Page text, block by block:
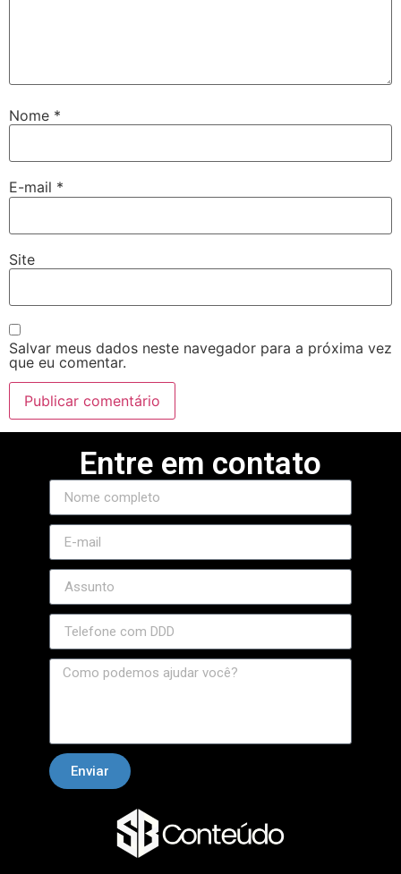
Nome *
E-mail *
Site
Salvar meus dados neste navegador para a próxima vez
que eu comentar.
Entre em contato
Enviar